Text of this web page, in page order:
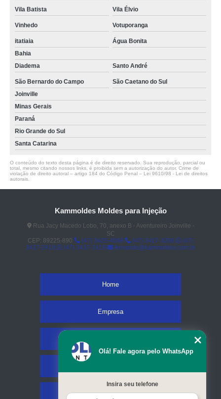
Vila Batista Vila Élvio
Vinhedo Votuporanga
itatiaia
Água Bonita
Bahia
Diadema
Santo André
São Bernardo do Campo
São Caetano do Sul
Joinville
Minas Gerais
Paraná
Rio Grande do Sul
Santa Catarina
O conteúdo do texto desta página é de direito reservado. Sua reprodução, parcial ou
total, mesmo citando nossos links, é proibida sem a autorização do autor. Crime de
violação de direito autoral – artigo 184 do Código Penal – Lei 9610/98 - Lei de direitos
autorais
Kammoldes Moldes para Injeção
Rua Jacy Macedo Lobo, 70, anexo B - Aventureiro Joinville -
SC
CEP: 89225-890
(47) 3425-4098 (47) 3427-3206
(47)
3437-2419
(47) 3437-2419 fernando@kammoldes.com.br
Home
Empresa
Contato
Olá! Fale agora pelo WhatsApp
Insira seu telefone